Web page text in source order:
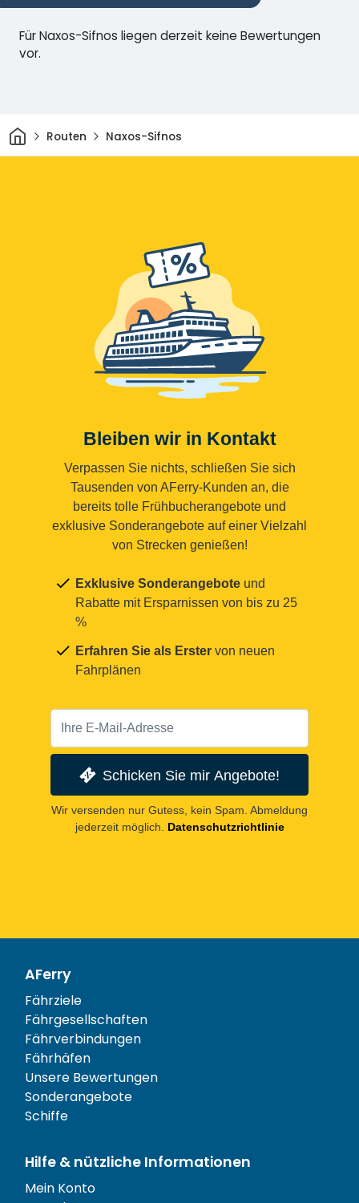
Für Naxos-Sifnos liegen derzeit keine Bewertungen
vor.
HeimRouten Naxos-Sifnos
Bleiben wir in Kontakt
Verpassen Sie nichts, schließen Sie sich
Tausenden von AFerry-Kunden an, die
bereits tolle Frühbucherangebote und
exklusive Sonderangebote auf einer Vielzahl
von Strecken genießen!
Exklusive Sonderangebote und
Rabatte mit Ersparnissen von bis zu 25
%
Erfahren Sie als Erster von neuen
Fahrplänen
Schicken Sie mir Angebote!
Wir versenden nur Gutess, kein Spam. Abmeldung
jederzeit möglich.
Datenschutzrichtlinie
AFerry
Fährziele
Fährgesellschaften
Fährverbindungen
Fährhäfen
Unsere Bewertungen
Sonderangebote
Schiffe
Hilfe & nützliche Informationen
Mein Konto